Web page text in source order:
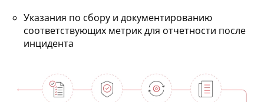
Указания по сбору и документированию
соответствующих метрик для отчетности после
инцидента